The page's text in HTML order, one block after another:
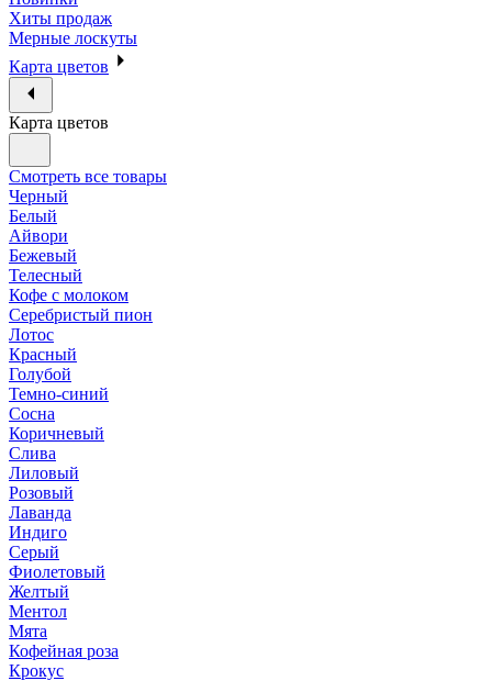
Хиты продаж
Мерные лоскуты
Карта цветов
Карта цветов
Смотреть все товары
Черный
Белый
Айвори
Бежевый
Телесный
Кофе с молоком
Серебристый пион
Лотос
Красный
Голубой
Темно-синий
Сосна
Коричневый
Слива
Лиловый
Розовый
Лаванда
Индиго
Серый
Фиолетовый
Желтый
Ментол
Мята
Кофейная роза
Крокус